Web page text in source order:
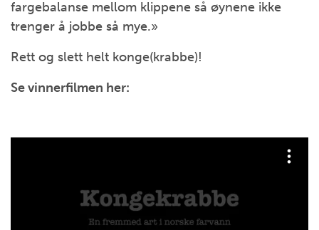
fargebalanse mellom klippene så øynene ikke
trenger å jobbe så mye.»
Rett og slett helt konge(krabbe)!
Se vinnerfilmen her: